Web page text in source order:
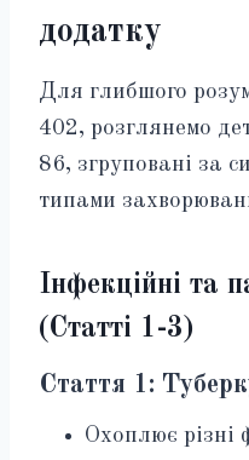
додатку
Для глибшого
402, розглянемо
86, згруповані за
типами
Інфекційні та
(Статті 1-3)
Стаття 1:
Охоплює різні